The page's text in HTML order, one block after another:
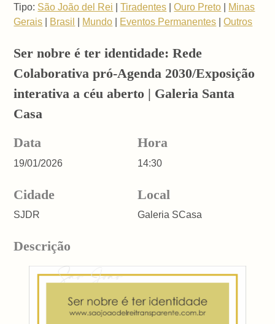
Tipo: São João del Rei |Tiradentes |Ouro Preto
Minas
Gerais
Brasil Mundo Eventos Permanentes |Outros
Ser nobre é ter identidade: Rede
Colaborativa pró-Agenda 2030/Exposição
interativa a céu aberto | Galeria Santa
Casa
Data
19/01/2026
Hora
14:30
Cidade
SJDR
Local
Galeria SCasa
Descrição